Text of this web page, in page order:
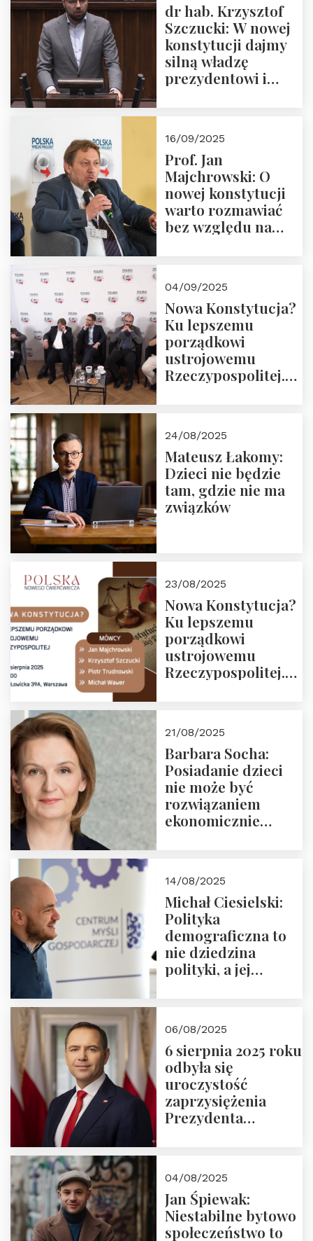
dr hab. Krzysztof
Szczucki: W nowej
konstytucji dajmy
silną władzę
prezydentowi i
16/09/2025
Prof. Jan
Majchrowski: O
nowej konstytucji
warto rozmawiać
bez względu na
04/09/2025
Nowa Konstytucja?
Ku lepszemu
porządkowi
ustrojowemu
Rzeczypospolitej.
24/08/2025
Mateusz Łakomy:
Dzieci nie będzie
tam, gdzie nie ma
związków
23/08/2025
Nowa Konstytucja?
Ku lepszemu
porządkowi
ustrojowemu
Rzeczypospolitej.
Nowego
Ćwierćwiecza”
21/08/2025
Barbara Socha:
Posiadanie dzieci
nie może być
rozwiązaniem
ekonomicznie
14/08/2025
Michał Ciesielski:
Polityka
demograficzna to
nie dziedzina
polityki, a jej
06/08/2025
6 sierpnia 2025 roku
odbyła się
uroczystość
zaprzysiężenia
Prezydenta
Nawrockiego
04/08/2025
Jan Śpiewak:
Niestabilne bytowo
społeczeństwo to